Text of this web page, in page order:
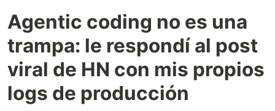
Agentic coding no es una
trampa: le respondí al post
viral de HN con mis propios
logs de producción